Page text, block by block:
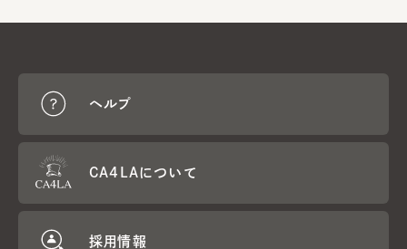
ヘルプ
CA4LAについて
採用情報